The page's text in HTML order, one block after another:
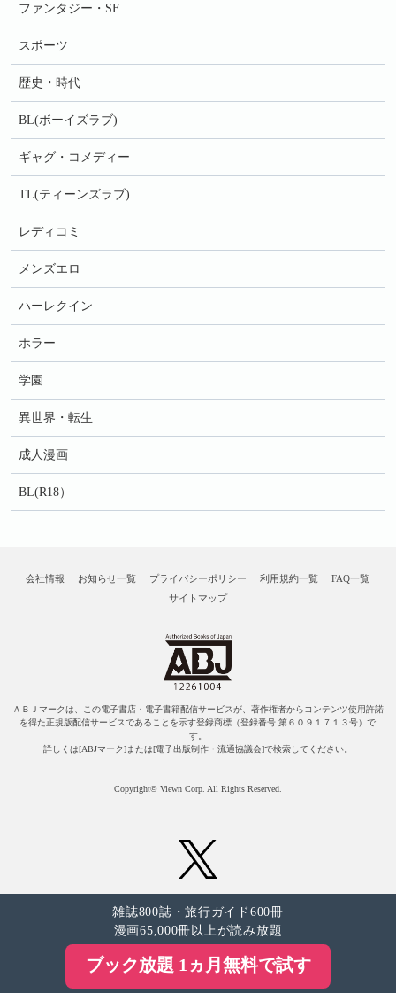
ファンタジー・SF
スポーツ
歴史・時代
BL(ボーイズラブ)
ギャグ・コメディー
TL(ティーンズラブ)
レディコミ
メンズエロ
ハーレクイン
ホラー
学園
異世界・転生
成人漫画
BL(R18）
会社情報 お知らせ一覧 プライバシーポリシー 利用規約一覧
FAQ一覧
サイトマップ
ＡＢＪマークは、この電子書店・電子書籍配信サービスが、著作権者からコンテンツ使用許諾
を得た正規版配信サービスであることを示す登録商標（登録番号 第６０９１７１３号）で
す。
詳しくは[ABJマーク]または[電子出版制作・流通協議会]で検索してください。
Copyright© Viewn Corp. All Rights Reserved.
雑誌800誌・旅行ガイド600冊
漫画65,000冊以上が読み放題
ブック放題 1ヵ月無料で試す